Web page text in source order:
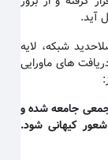
شبکه، لایه
های ماورایی
جامعه شده و
کیهانی شود.